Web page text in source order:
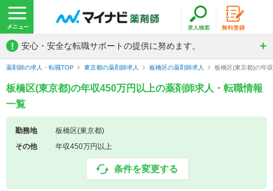
! 安心・安全な転職サポートの提供に努めます。
薬剤師の求人・転職TOP 東京都の薬剤師求人 板橋区の薬剤師求人 板橋区(東京都)の年
板橋区(東京都)の年収450万円以上の薬剤師求人・転職情報
一覧
勤務地
板橋区(東京都)
その他
年収450万円以上
条件を変更する